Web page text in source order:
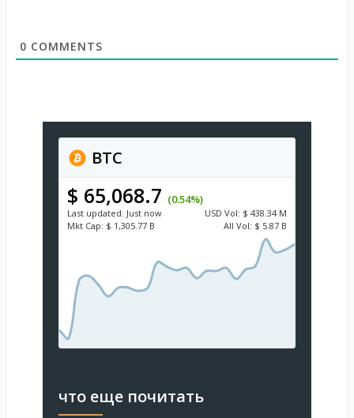
0 COMMENTS
BTC
$ 65,068.7 (0.54%)
Last updated: Just now USD Vol: $ 438.34 M
Mkt Cap: $ 1,305.77 B All Vol: $ 5.87 B
что еще почитать